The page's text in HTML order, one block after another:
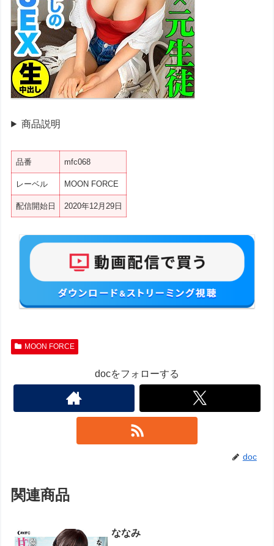
商品説明
品番 mfc068
レーベル MOON FORCE
配信開始日 2020年12月29日
MOON FORCE
docをフォローする
doc
関連商品
ななみ